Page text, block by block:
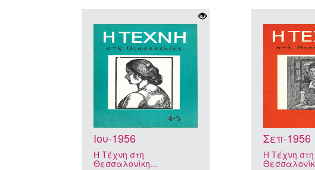
Ιου-1956
Η Τέχνη στη
Θεσσαλονίκη...
Σεπ-1956
Η Τέχνη στη